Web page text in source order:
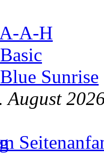
A-H
Sunrise
August